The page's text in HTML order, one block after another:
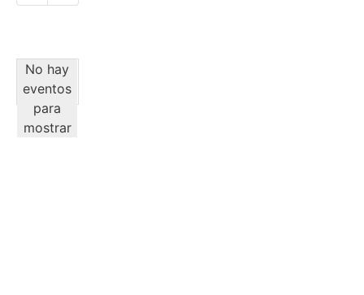
No hay
eventos
para
mostrar